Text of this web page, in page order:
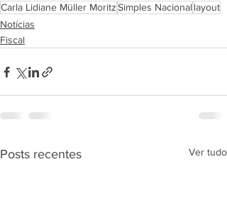
Carla Lidiane Müller MoritzSimples Nacional layout
Notícias
Fiscal
Posts recentes Ver tudo